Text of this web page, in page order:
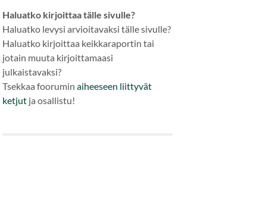
Haluatko kirjoittaa tälle sivulle?
Haluatko levysi arvioitavaksi tälle sivulle?
Haluatko kirjoittaa keikkaraportin tai
jotain muuta kirjoittamaasi
julkaistavaksi?
Tsekkaa foorumin aiheeseen liittyvät
ketjut ja osallistu!